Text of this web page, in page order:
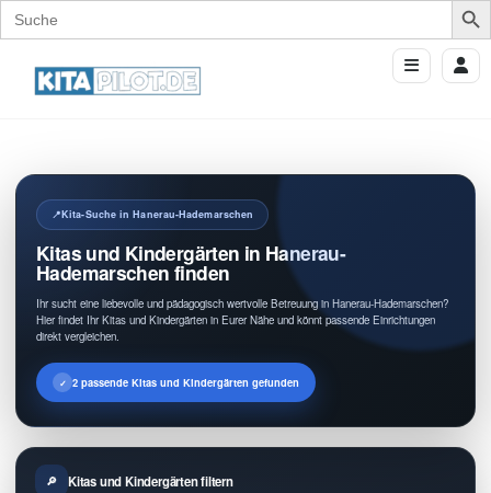
Search
for:
Kita-Suche in Hanerau-Hademarschen
Kitas und Kindergärten in Hanerau-
Hademarschen finden
Ihr sucht eine liebevolle und pädagogisch wertvolle Betreuung in Hanerau-Hademarschen?
Hier findet Ihr Kitas und Kindergärten in Eurer Nähe und könnt passende Einrichtungen
direkt vergleichen.
2 passende Kitas und Kindergärten gefunden
Kitas und Kindergärten filtern